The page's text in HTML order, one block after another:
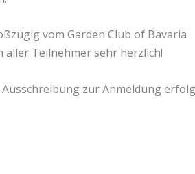
vom Garden Club of Bavaria
Teilnehmer sehr herzlich!
zur Anmeldung